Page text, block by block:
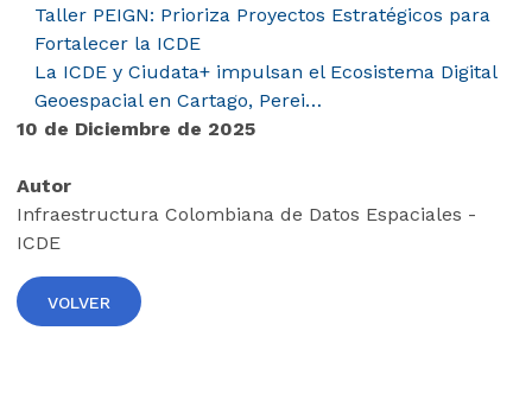
Taller PEIGN: Prioriza Proyectos Estratégicos para
Fortalecer la ICDE
La ICDE y Ciudata+ impulsan el Ecosistema Digital
Geoespacial en Cartago, Perei…
10 de Diciembre de 2025
Autor
Infraestructura Colombiana de Datos Espaciales -
ICDE
VOLVER